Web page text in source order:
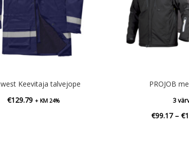
Keevitaja talvejope
€129.79 + KM 24%
PROJOB
3
€99.17 – €